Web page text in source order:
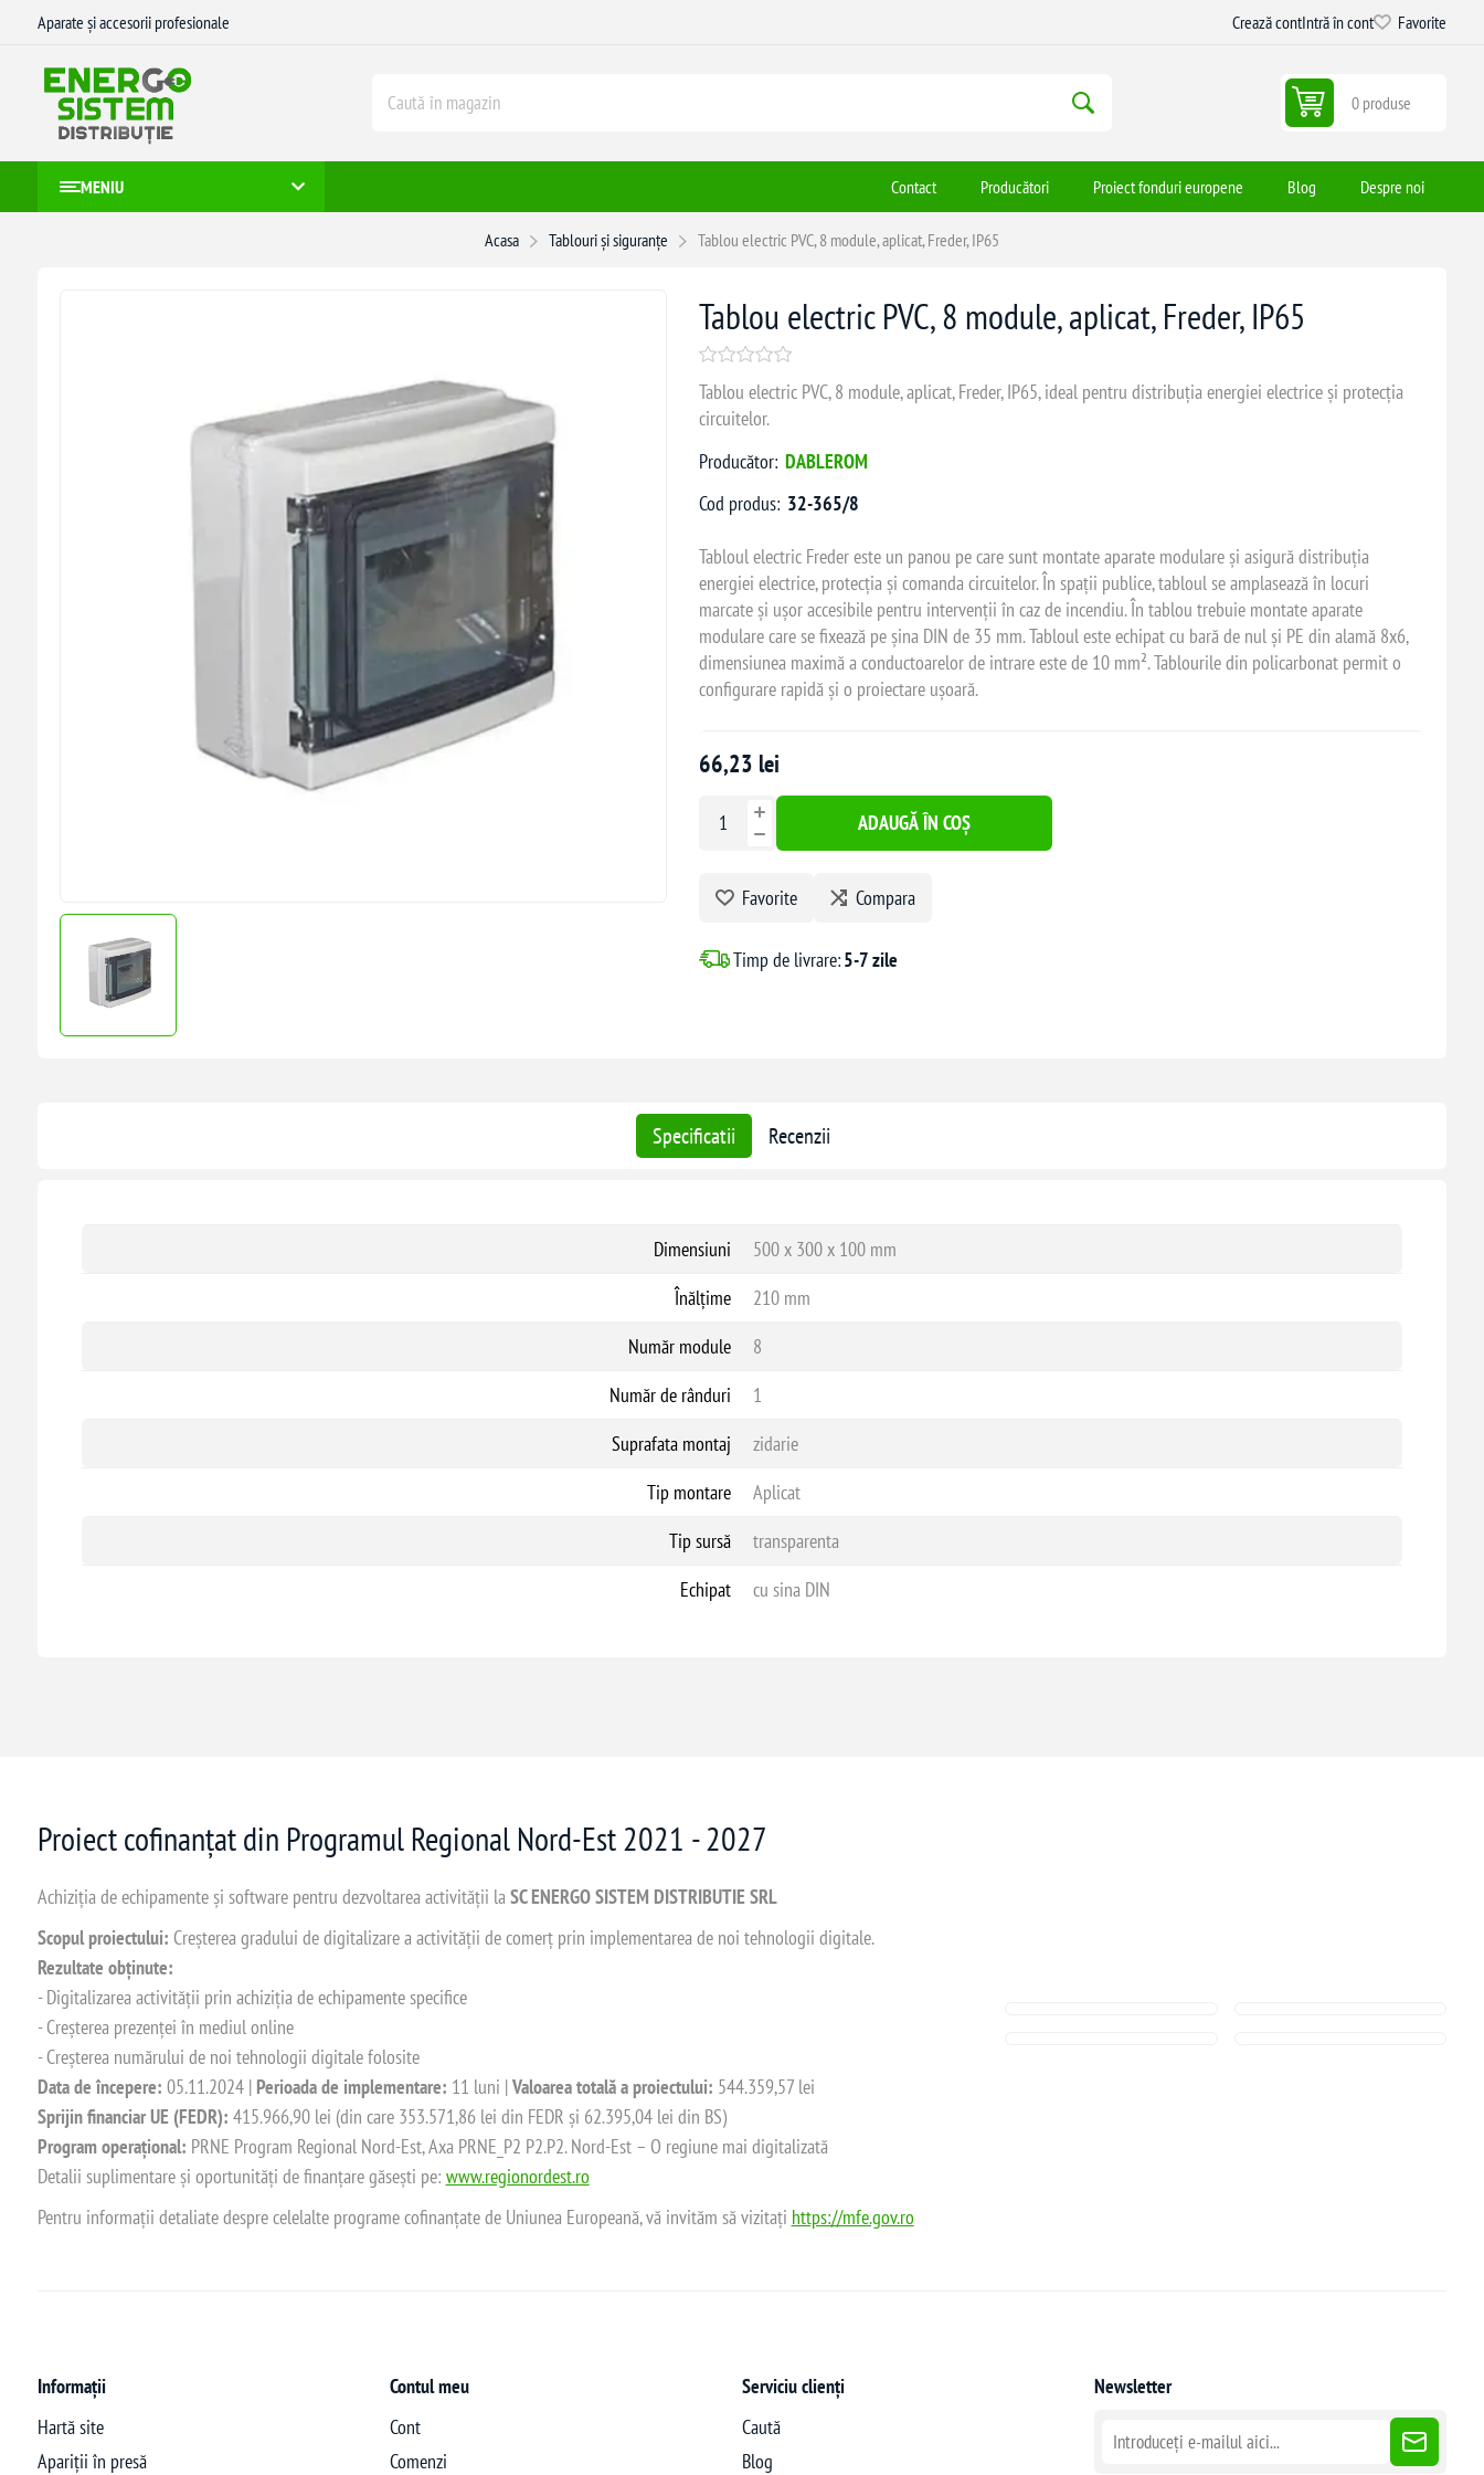
Aparate și accesorii profesionale Crează contIntră în cont Favorite
0 produse
MENIU Contact Producători Proiect fonduri europene Blog Despre noi
Acasa Tablouri și siguranțe Tablou electric PVC, 8 module, aplicat, Freder, IP65
Tablou electric PVC, 8 module, aplicat, Freder, IP65
Tablou electric PVC, 8 module, aplicat, Freder, IP65, ideal pentru distribuția energiei electrice și protecția
circuitelor.
Producător: DABLEROM
Cod produs: 32-365/8
Tabloul electric Freder este un panou pe care sunt montate aparate modulare și asigură distribuția
energiei electrice, protecția și comanda circuitelor. În spații publice, tabloul se amplasează în locuri
marcate și ușor accesibile pentru intervenții în caz de incendiu. În tablou trebuie montate aparate
modulare care se fixează pe șina DIN de 35 mm. Tabloul este echipat cu bară de nul și PE din alamă 8x6,
dimensiunea maximă a conductoarelor de intrare este de 10 mm². Tablourile din policarbonat permit o
configurare rapidă și o proiectare ușoară.
66,23 lei
ADAUGĂ ÎN COȘ
Favorite Compara
Timp de livrare:5-7 zile
Specificatii Recenzii
Dimensiuni
500 x 300 x 100 mm
Înălțime
210 mm
Număr module
8
Număr de rânduri
1
Suprafata montaj
zidarie
Tip montare
Aplicat
Tip sursă
transparenta
Echipat
cu sina DIN
Proiect cofinanțat din Programul Regional Nord-Est 2021 - 2027
Achiziția de echipamente și software pentru dezvoltarea activității laSC ENERGO SISTEM DISTRIBUTIE SRL
Scopul proiectului: Creșterea gradului de digitalizare a activității de comerț prin implementarea de noi tehnologii digitale.
Rezultate obținute:
- Digitalizarea activității prin achiziția de echipamente specifice
- Creșterea prezenței în mediul online
- Creșterea numărului de noi tehnologii digitale folosite
Data de începere: 05.11.2024 | Perioada de implementare: 11 luni |Valoarea totală a proiectului: 544.359,57 lei
Sprijin financiar UE (FEDR): 415.966,90 lei (din care 353.571,86 lei din FEDR și 62.395,04 lei din BS)
Program operațional: PRNE Program Regional Nord-Est, Axa PRNE_P2 P2.P2. Nord-Est – O regiune mai digitalizată
Detalii suplimentare și oportunități de finanțare găsești pe: www.regionordest.ro
Pentru informații detaliate despre celelalte programe cofinanțate de Uniunea Europeană, vă invităm să vizitați https://mfe.gov.ro
Informații
Hartă site
Apariții în presă
Contul meu
Cont
Comenzi
Serviciu clienți
Caută
Blog
Newsletter